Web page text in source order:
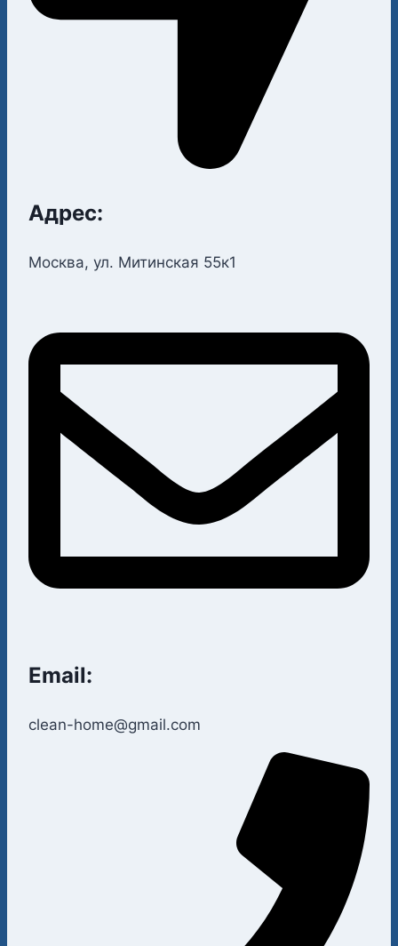
Адрес:
Москва, ул. Митинская 55к1
Email:
clean-home@gmail.com